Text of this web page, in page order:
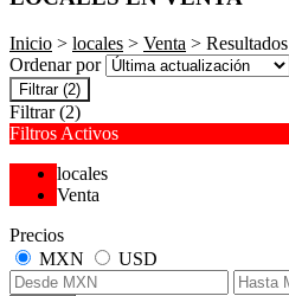
Inicio > locales > Venta > Resultados
Ordenar por
Filtrar (2)
Filtrar (2)
Filtros Activos
locales
Venta
Precios
MXN
USD